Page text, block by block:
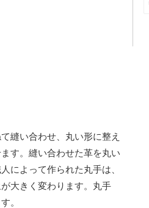
縫い合わせ、丸い形に整え
す。縫い合わせた革を丸い
によって作られた丸手は、
大きく変わります。丸手
。